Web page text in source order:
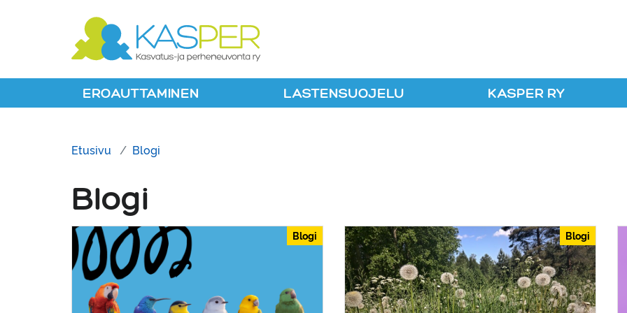
Suomen Kasper ry
EROAUTTAMINEN LASTENSUOJELU KASPER RY
Etusivu Blogi
Blogi
Blogi Blogi